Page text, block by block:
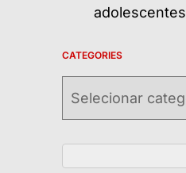
adolescentes
CATEGORIES